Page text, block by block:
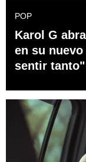
POP
Karol G
en su
sentir tanto"